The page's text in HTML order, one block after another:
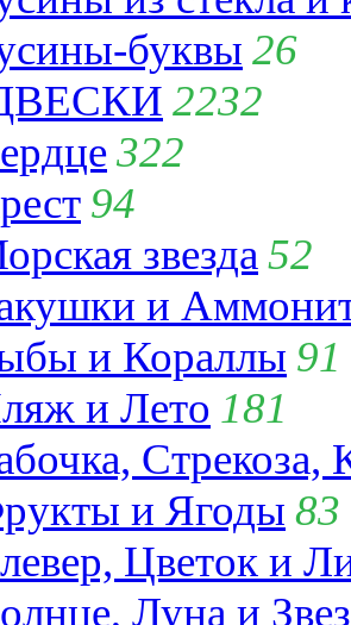
буквы 26
2232
322
94
звезда 52
и
и Кораллы 91
и Лето 181
и Ягоды 83
Цветок и
Луна и